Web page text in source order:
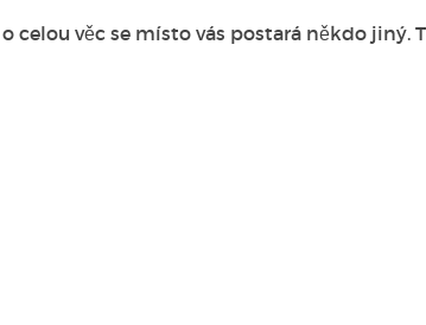
celou věc se místo vás postará někdo jiný.